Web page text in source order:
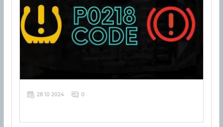
28 10 2024 0